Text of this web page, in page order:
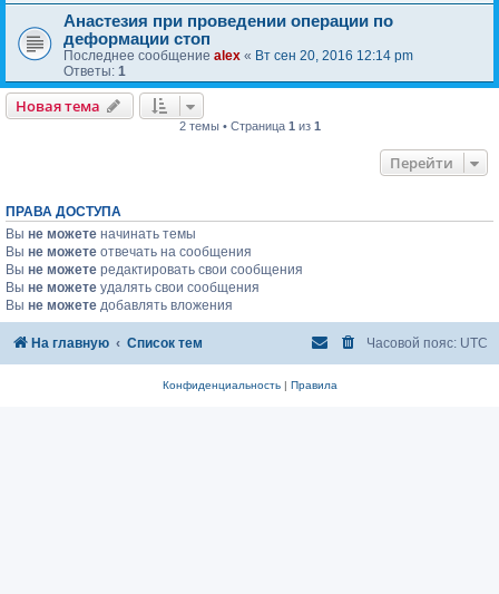
Анастезия при проведении операции по
деформации стоп
Последнее сообщение alex « Вт сен 20, 2016 12:14 pm
Ответы: 1
Новая тема
2 темы • Страница 1из 1
Перейти
ПРАВА ДОСТУПА
Вы не можете начинать темы
Вы не можете отвечать на сообщения
Вы не можете редактировать свои сообщения
Вы не можете удалять свои сообщения
Вы не можете добавлять вложения
На главную Список тем Часовой пояс: UTC
Конфиденциальность| Правила